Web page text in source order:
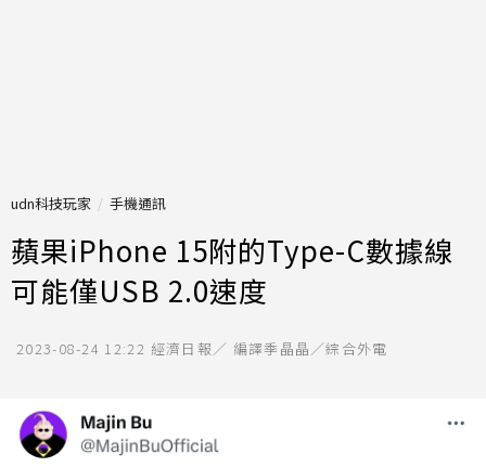
udn科技玩家 手機通訊
蘋果iPhone 15附的Type-C數據線
可能僅USB 2.0速度
2023-08-24 12:22 經濟日報／ 編譯季晶晶／綜合外電